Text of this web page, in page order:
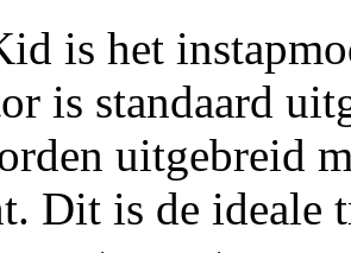
is het
is standaard
uitgebreid
Dit is de ideale